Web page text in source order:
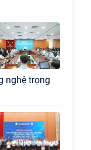
xã hội
nghệ trọng